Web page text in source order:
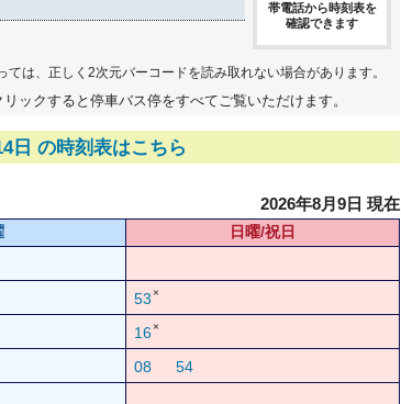
帯電話から時刻表を
確認できます
は、正しく2次元バーコードを読み取れない場合があります。
ックすると停車バス停をすべてご覧いただけます。
日 の時刻表はこちら
2026年8月9日 現在
日曜/祝日
53 ×
16×
08
54